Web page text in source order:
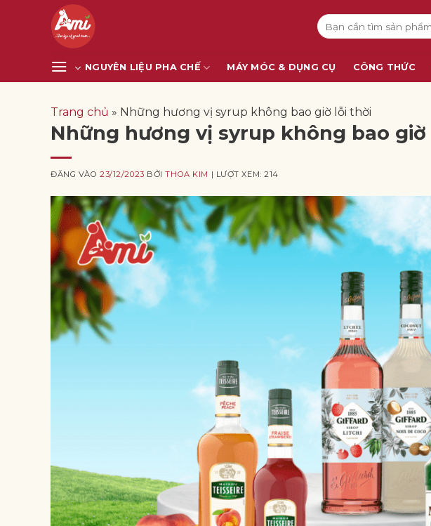
Tìm
kiếm:
NGUYÊN LIỆU PHA CHẾ MÁY MÓC & DỤNG CỤ CÔNG THỨC
Trang chủ » Những hương vị syrup không bao giờ lỗi thời
Những hương vị syrup không bao
ĐĂNG VÀO23/12/2023 BỞITHOA KIM | LƯỢT XEM: 214